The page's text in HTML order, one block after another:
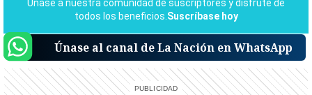
Únase al canal de La Nación en WhatsApp